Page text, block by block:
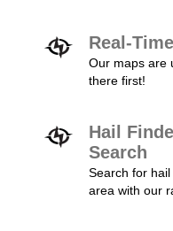
Real-
Our maps are
there first!
Hail
Search
Search for
area with our